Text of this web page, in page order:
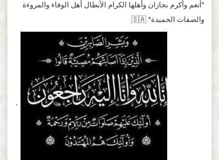
*أنعم وأكرم بجازان وأهلها الكرام الأبطال أهل الوفاء والمروءة
والصفات الحميدة* 🇸🇦